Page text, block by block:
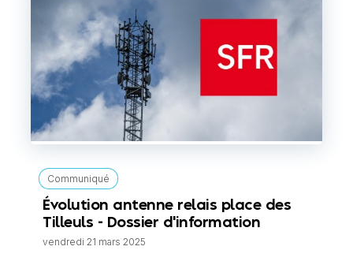
Communiqué
Évolution antenne relais place des
Tilleuls - Dossier d'information
vendredi 21 mars 2025